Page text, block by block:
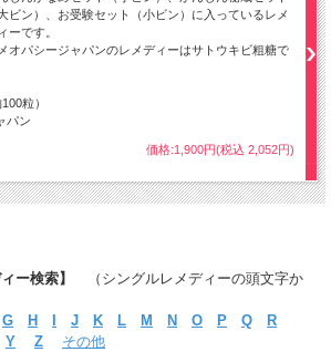
大ビン）、お受験セット（小ビン）に入っているレメ
ーです。
オパシージャパンのレメディーはサトウキビ粗糖で
粒）
パン
価格:1,900円(税込 2,052円)
ィー検索】
（シングルレメディーの頭文字か
G H J K L M N O P Q
R
Y Z
その他